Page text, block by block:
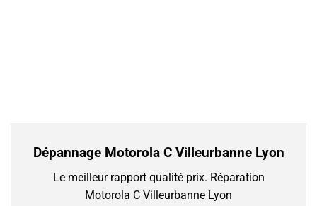
Dépannage Motorola C Villeurbanne Lyon
Le meilleur rapport qualité prix. Réparation
Motorola C Villeurbanne Lyon